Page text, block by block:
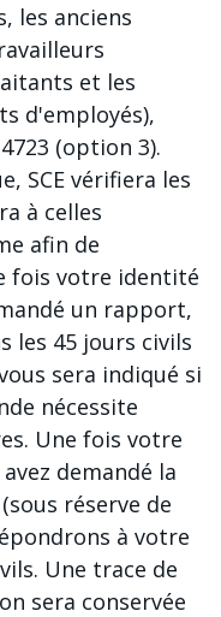
les anciens
et les
d'employés),
(option 3).
SCE vérifiera les
à celles
afin de
fois votre identité
un rapport,
les 45 jours civils
sera indiqué si
nécessite
Une fois votre
demandé la
réserve de
à votre
Une trace de
sera conservée